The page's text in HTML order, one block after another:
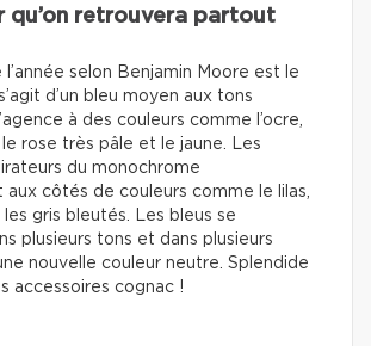
qu’on retrouvera partout
l’année selon Benjamin Moore est le
s’agit d’un bleu moyen aux tons
à des couleurs comme l’ocre,
rose très pâle et le jaune. Les
du monochrome
aux côtés de couleurs comme le lilas,
les gris bleutés. Les bleus se
plusieurs tons et dans plusieurs
nouvelle couleur neutre. Splendide
accessoires cognac !